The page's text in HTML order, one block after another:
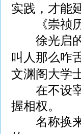
实践，才能
《崇祯历
徐光启的
叫人那么咋
文渊阁大学
在不设宰
握相权。
名称换来